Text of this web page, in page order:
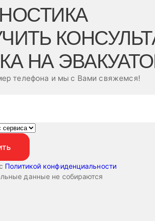
НА
телефона и мы с Вами свяжемся!
Политикой конфиденциальности
данные не собираются